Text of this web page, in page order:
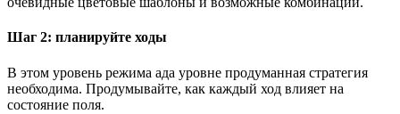
Шаг 2: планируйте ходы
В этом уровень режима ада уровне продуманная стратегия
необходима. Продумывайте, как каждый ход влияет на
состояние поля.